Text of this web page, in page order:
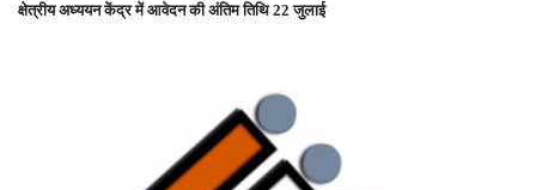
क्षेत्रीय अध्ययन केंद्र में आवेदन की अंतिम तिथि 22 जुलाई